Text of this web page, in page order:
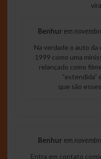
Benhurem
Na verdade o auto da
1999 como uma
relançado como
“estendida”
que são
Benhurem
Entra em contato